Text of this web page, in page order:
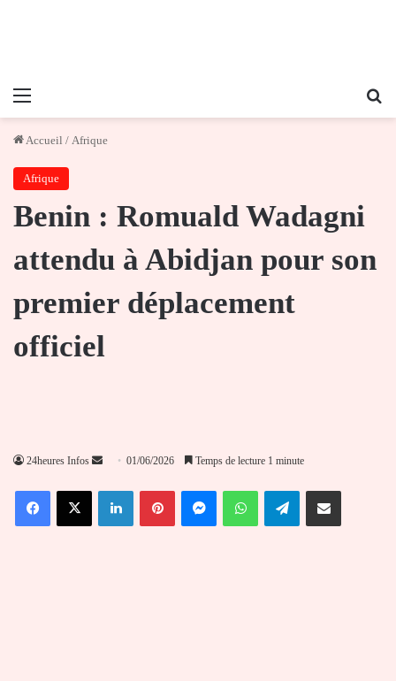
Menu
Accueil / Afrique
Afrique
Benin : Romuald Wadagni
attendu à Abidjan pour son
premier déplacement
officiel
24heures Infos
Envoyer
courriel
01/06/2026 Temps de lecture 1 minute
FacebookX LinkedinPinterestMessengerWhatsAppTelegramPartager par email